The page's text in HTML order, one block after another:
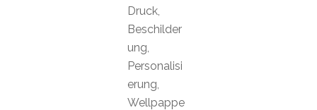
Druck,
Beschilder
ung,
Personalisi
erung,
Wellpappe